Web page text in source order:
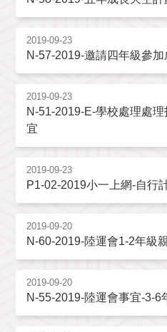
2019-09-23
N-57-2019-邀請四年級參加
2019-09-23
N-51-2019-E-學校處理處
宜
2019-09-23
P1-02-2019小一上網-自行
2019-09-20
N-60-2019-陸運會1-2年級
2019-09-20
N-55-2019-陸運會事宜-3-6